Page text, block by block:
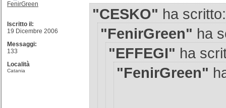
FenirGreen
Iscritto il:
19 Dicembre 2006
Messaggi:
133
Località
Catania
"CESKO" ha scritto:
"FenirGreen" ha
"EFFEGI" ha
"FenirGreen"